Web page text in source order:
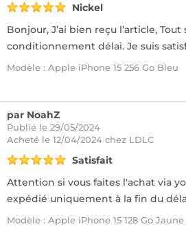
Nickel
Bonjour, J’ai bien reçu l’article, Tout
conditionnement délai. Je suis
Modèle : Apple iPhone 15 256 Go Bleu
par NoahZ
Publié le 29/05/2024
Acheté le 12/04/2024 chez LDLC
Satisfait
Attention si vous faites l'achat via
expédié uniquement à la fin du
Modèle : Apple iPhone 15 128 Go Jaune